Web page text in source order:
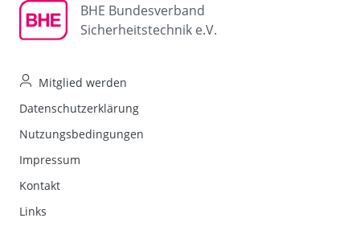
BHE Bundesverband
Sicherheitstechnik e.V.
Mitglied werden
Datenschutzerklärung
Nutzungsbedingungen
Impressum
Kontakt
Links